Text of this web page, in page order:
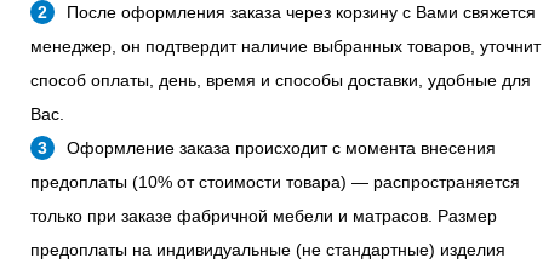
После оформления заказа через корзину с Вами свяжется
менеджер, он подтвердит наличие выбранных товаров, уточнит
способ оплаты, день, время и способы доставки, удобные для
Вас.
Оформление заказа происходит с момента внесения
предоплаты (10% от стоимости товара) — распространяется
только при заказе фабричной мебели и матрасов. Размер
предоплаты на индивидуальные (не стандартные) изделия